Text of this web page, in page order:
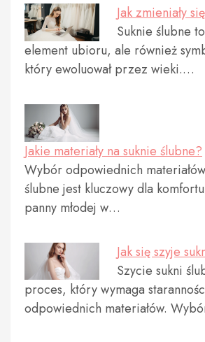
Jak zmieniały
Suknie ślubne
element ubioru, ale również
który ewoluował przez wieki.…
Jakie materiały na suknie ślubne?
Wybór odpowiednich
ślubne jest kluczowy dla
panny młodej w…
Jak się szyje
Szycie sukni
proces, który wymaga
odpowiednich materiałów.